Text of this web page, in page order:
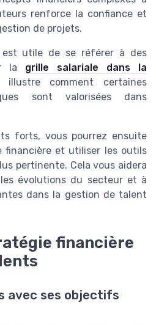
renforce la confiance et
de projets.
utile de se référer à des
la grille salariale dans la
comment certaines
sont valorisées dans
forts, vous pourrez ensuite
financière et utiliser les outils
pertinente. Cela vous aidera
évolutions du secteur et à
dans la gestion de talent
financière
avec ses objectifs